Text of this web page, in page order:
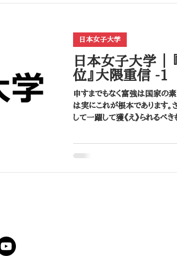
日本女子大学 ｜
位』大隈重信 -1
申すまでもなく富強は国家の素
は実にこれが根本であります。
して一躍して獲《え》られるべ
日本女子大学